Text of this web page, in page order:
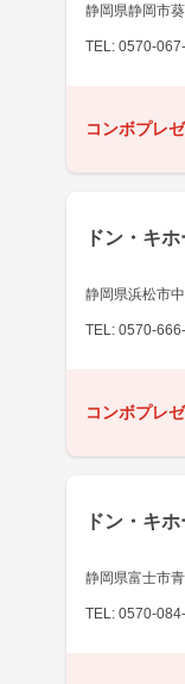
静岡県静岡市
TEL: 0570-
コンボプレ
ドン・キ
静岡県浜松市
TEL: 0570-
コンボプレ
ドン・キ
静岡県富士市
TEL: 0570-